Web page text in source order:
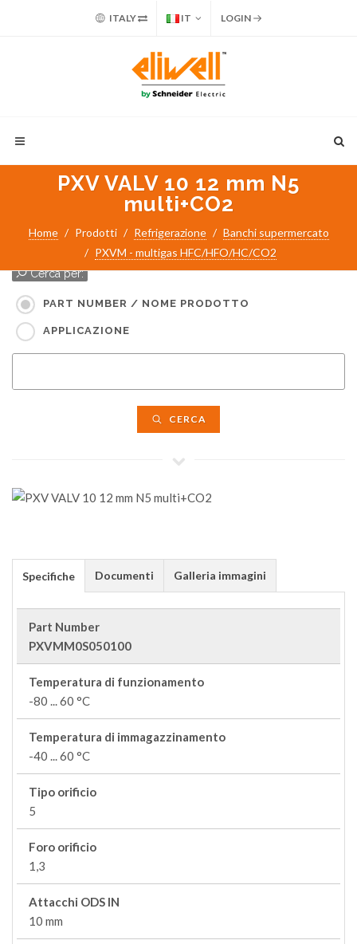
ITALY IT LOGIN
PXV VALV 10 12 mm N5
multi+CO2
Home Prodotti Refrigerazione
Banchi supermercato
PXVM - multigas HFC/HFO/HC/CO2
Cerca per:
PART NUMBER / NOME PRODOTTO
APPLICAZIONE
CERCA
Specifiche Documenti Galleria immagini
Part Number
PXVMM0S050100
Temperatura di funzionamento
-80 ... 60 °C
Temperatura di immagazzinamento
-40 ... 60 °C
Tipo orificio
5
Foro orificio
1,3
Attacchi ODS IN
10 mm